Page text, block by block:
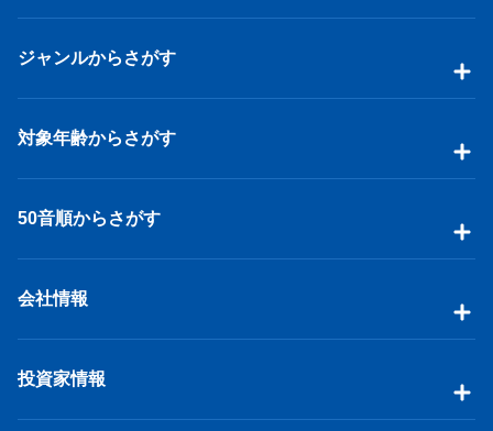
ジャンルからさがす
対象年齢からさがす
50音順からさがす
会社情報
投資家情報